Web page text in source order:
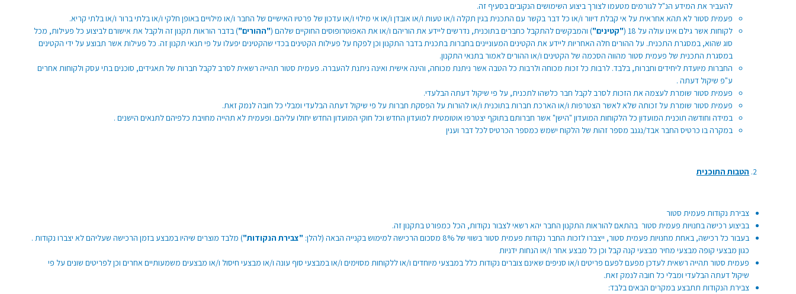
להעביר את המידע הנ"ל לגורמים מטעמו לצורך ביצוע השימושים הנקובים בסעיף זה.
פעמית סטור לא תהא אחראית על אי קבלת דיוור ו/או כל דבר בקשר עם התכנית בגין תקלה ו/או טעות ו/או אובדן ו/או אי מילוי ו/או עדכון של פרטיו האישיים של החבר ו/או מילויים באופן חלקי ו/או בלתי ברור ו/או בלתי קריא.
לקוחות אשר גילם אינו עולה על 18 (
"קטינים") והמבקשים להתקבל כחברים בתוכנית, נדרשים ליידע את הוריהם ו/או את האפוטרופוסים החוקיים שלהם ("ההורים") בדבר הוראות תקנון זה ולקבל את אישורם לביצוע כל פעילות, מכל
סוג שהוא, במסגרת התכנית. על ההורים חלה האחריות ליידע את הקטינים המעוניינים בחברות בתכנית בדבר התקנון וכן לפקח על פעילות הקטינים בכדי שהקטינים יפעלו על פי תנאי תקנון זה. כל פעילות אשר תבוצע על ידי הקטינים
במסגרת התכנית של פעמית סטור מהווה הסכמה של הקטינים ו/או ההורים לאמור בתנאי התקנון.
החברות מיועדת ליחידים וחברות, בלבד. לרבות כל זכות מכוחה ולרבות כל הטבה אשר ניתנת מכוחה, והינה אישית ואינה ניתנת להעברה. פעמית סטור תהייה רשאית לסרב לקבל חברות של תאגידים, סוכנים בתי עסק ולקוחות אחרים
ע"פ שיקול דעתה .
פעמית סטור שומרת לעצמה את הזכות לסרב לקבל חבר כלשהו לתכנית, על פי שיקול דעתה הבלעדי.
פעמית סטור שומרת על זכותה שלא לאשר הצטרפות ו/או הארכת חברות בתוכנית ו/או להורות על הפסקת חברות על פי שיקול דעתה הבלעדי ומבלי כל חובה לנמק זאת.
במידה וחודשה תוכנית המועדון כל הלקוחות המועדון "הישן" אשר חברותם בתוקף יצטרפו אוטומטית למועדון החדש וכל חוקי המועדון החדש יחולו עליהם. ופעמית לא תהייה מחויבת כלפיהם לתנאים הישנים .
במקרה בו כרטיס החבר אבד/נגנב מספר זהות של הלקוח ישמש כמספר הכרטיס לכל דבר וענין
הטבות התוכנית
צבירת נקודות פעמית סטור
בביצוע רכישה בחנויות פעמית סטור בהתאם להוראות התקנון החבר יהא רשאי לצבור נקודות, הכל כמפורט בתקנון זה.
בעבור כל רכישה, באחת מחנויות פעמית סטור, ייצברו לזכות החבר נקודות פעמית סטור בשווי של 8% מסכום הרכישה למימוש בקנייה הבאה (להלן:
"צבירת הנקודות") מלבד מוצרים שיהיו במבצע בזמן הרכישה שעליהם לא יצברו נקודות .
כגון מבצעי קופה מבצעי מחיר מבצעי קנה קבל וכן כל מבצע אחר ו/או הנחות ידניות
פעמית סטור תהייה רשאית לעדכן מפעם לפעם פריטים ו/או סניפים שאינם צוברים נקודות כלל במבצעי מיוחדים ו/או ללקוחות מסוימים ו/או במבצעי סוף עונה ו/או מבצעי חיסול ו/או מבצעים משמעותיים אחרים וכן לפריטים שונים על פי
שיקול דעתה הבלעדי ומבלי כל חובה לנמק זאת.
צבירת הנקודות תתבצע במקרים הבאים בלבד: